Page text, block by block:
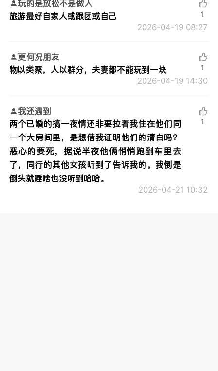
玩的是放松不是做人
旅游最好自家人或跟团或自己
2026-04-19 08:27
1
更何况朋友
物以类聚，人以群分，夫妻都不能玩到一块
2026-04-19 14:30
1
我还遇到
两个已婚的搞一夜情还非要拉着我住在他们同
一个大房间里，是想借我证明他们的清白吗？
恶心的要死，据说半夜他俩悄悄跑到车里去
了，同行的其他女孩听到了告诉我的。我倒是
倒头就睡啥也没听到哈哈。
2026-04-21 10:32
1